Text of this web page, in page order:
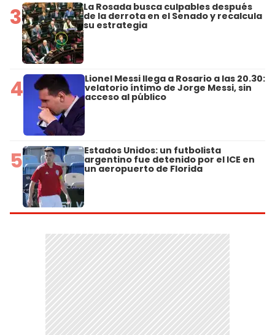
3 La Rosada busca culpables después
de la derrota en el Senado y recalcula
su estrategia
4 Lionel Messi llega a Rosario a las 20.30:
velatorio íntimo de Jorge Messi, sin
acceso al público
5 Estados Unidos: un futbolista
argentino fue detenido por el ICE en
un aeropuerto de Florida